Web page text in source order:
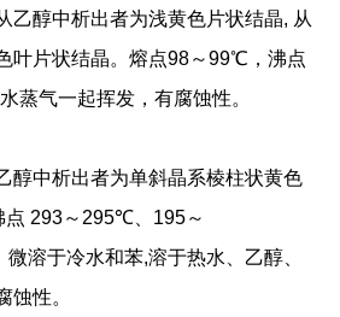
乙醇中析出者为浅黄色片状结晶, 从
叶片状结晶。熔点98～99℃，沸点
蒸气一起挥发，有腐蚀性。
醇中析出者为单斜晶系棱柱状黄色
293～ 295℃、 195～
微溶于冷水和苯,溶于热水、乙醇、
蚀性。